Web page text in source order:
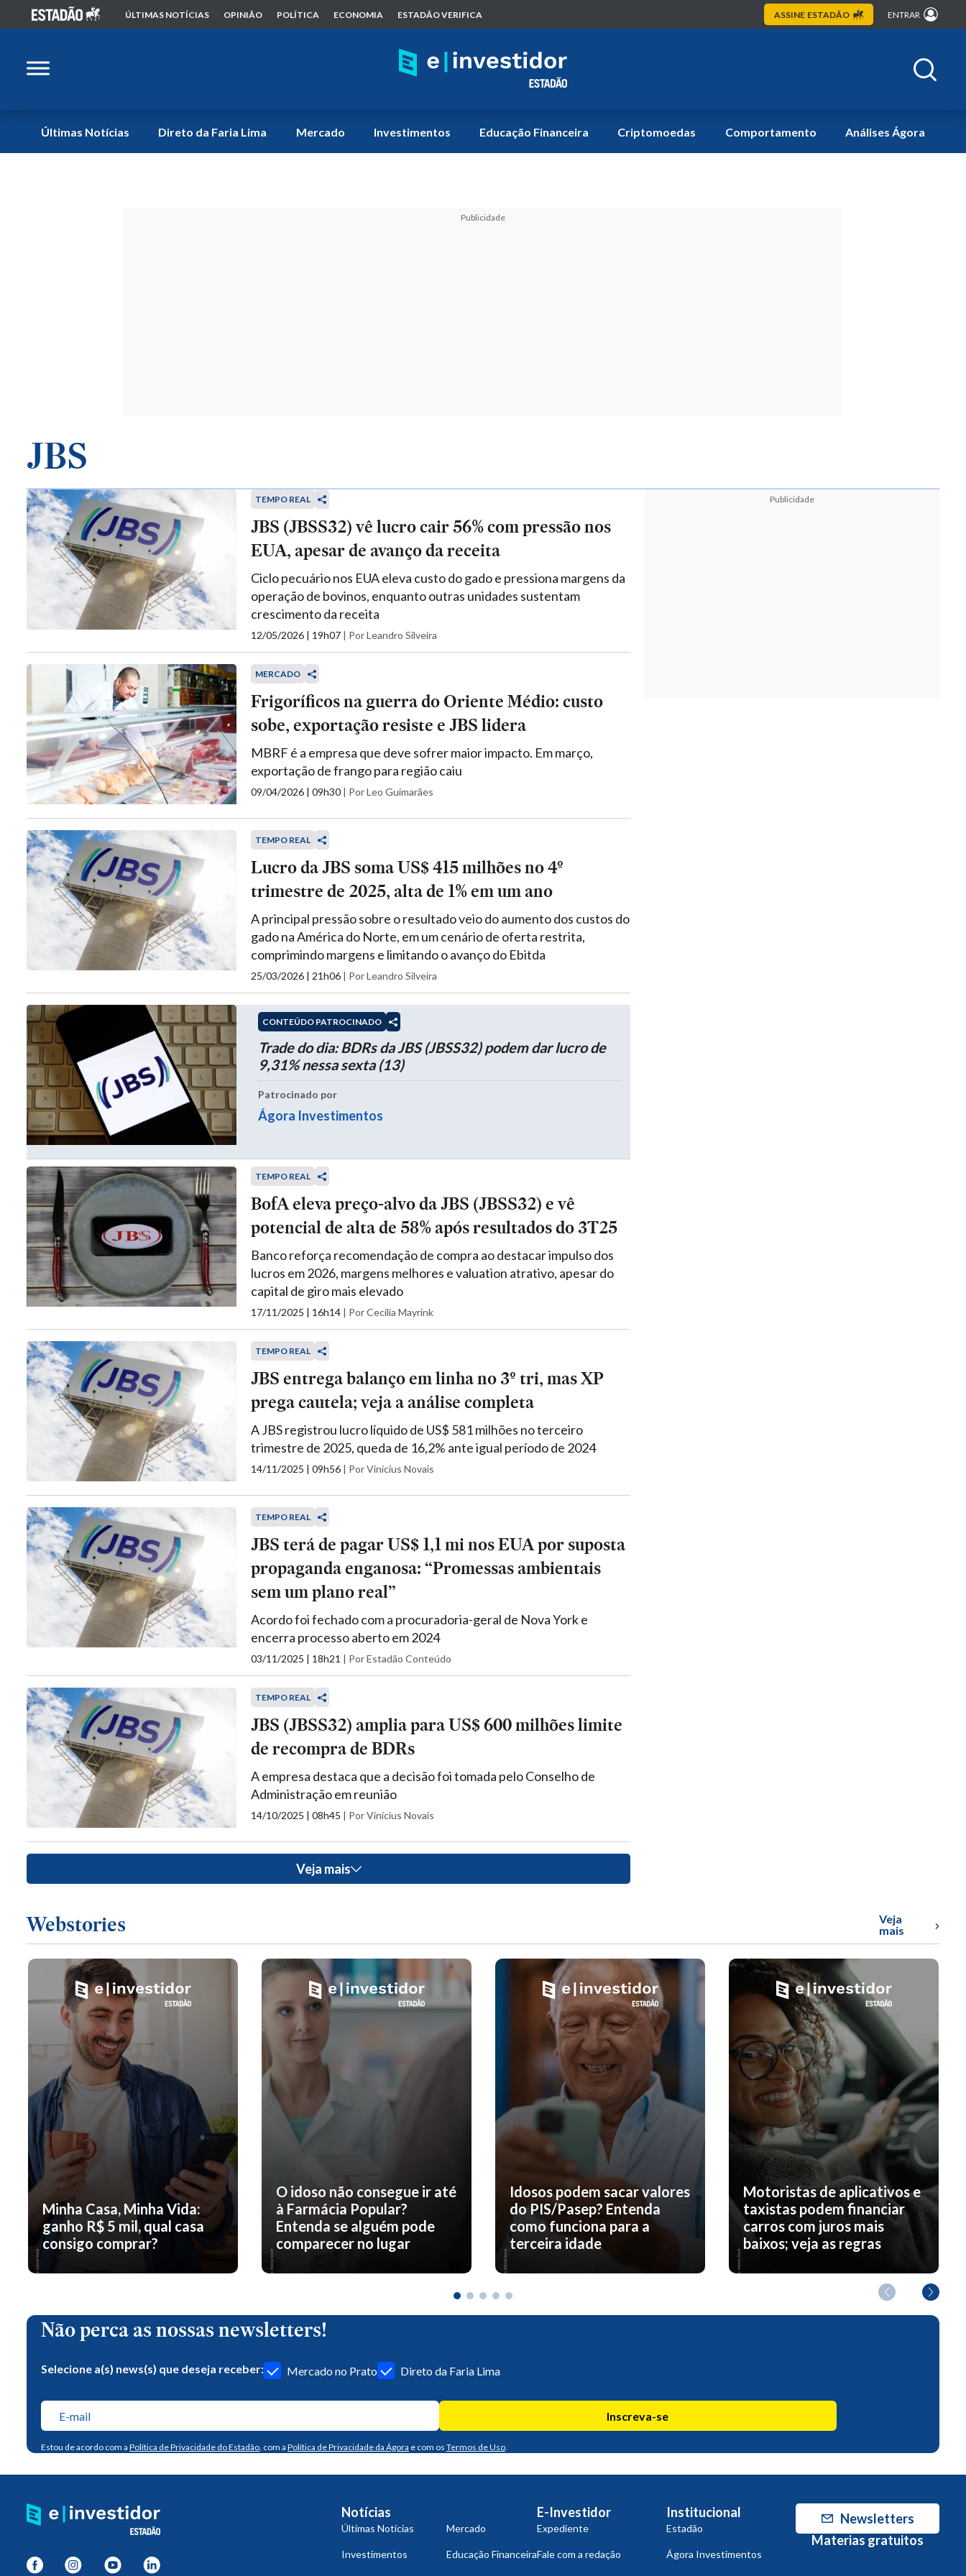
ÚLTIMAS NOTÍCIAS OPINIÃO POLÍTICA ECONOMIA ESTADÃO VERIFICA ASSINE ESTADÃO ENTRAR
Últimas Notícias Direto da Faria Lima Mercado Investimentos Educação Financeira Criptomoedas Comportamento Análises Ágora
Publicidade
JBS
TEMPO REAL
JBS (JBSS32) vê lucro cair 56% com pressão nos
EUA, apesar de avanço da receita
Ciclo pecuário nos EUA eleva custo do gado e pressiona margens da
operação de bovinos, enquanto outras unidades sustentam
crescimento da receita
12/05/2026 | 19h07 | Por Leandro Silveira
MERCADO
Frigoríficos na guerra do Oriente Médio: custo
sobe, exportação resiste e JBS lidera
MBRF é a empresa que deve sofrer maior impacto. Em março,
exportação de frango para região caiu
09/04/2026 | 09h30 | Por Leo Guimarães
TEMPO REAL
Lucro da JBS soma US$ 415 milhões no 4º
trimestre de 2025, alta de 1% em um ano
A principal pressão sobre o resultado veio do aumento dos custos do
gado na América do Norte, em um cenário de oferta restrita,
comprimindo margens e limitando o avanço do Ebitda
25/03/2026 | 21h06 | Por Leandro Silveira
CONTEÚDO PATROCINADO
Trade do dia: BDRs da JBS (JBSS32) podem dar lucro de
9,31% nessa sexta (13)
Patrocinado por
Ágora Investimentos
TEMPO REAL
BofA eleva preço-alvo da JBS (JBSS32) e vê
potencial de alta de 58% após resultados do 3T25
Banco reforça recomendação de compra ao destacar impulso dos
lucros em 2026, margens melhores e valuation atrativo, apesar do
capital de giro mais elevado
17/11/2025 | 16h14 | Por Cecília Mayrink
TEMPO REAL
JBS entrega balanço em linha no 3º tri, mas XP
prega cautela; veja a análise completa
A JBS registrou lucro líquido de US$ 581 milhões no terceiro
trimestre de 2025, queda de 16,2% ante igual período de 2024
14/11/2025 | 09h56 | Por Vinícius Novais
TEMPO REAL
JBS terá de pagar US$ 1,1 mi nos EUA por suposta
propaganda enganosa: “Promessas ambientais
sem um plano real”
Acordo foi fechado com a procuradoria-geral de Nova York e
encerra processo aberto em 2024
03/11/2025 | 18h21 | Por Estadão Conteúdo
TEMPO REAL
JBS (JBSS32) amplia para US$ 600 milhões limite
de recompra de BDRs
A empresa destaca que a decisão foi tomada pelo Conselho de
Administração em reunião
14/10/2025 | 08h45 | Por Vinícius Novais
Veja mais
Publicidade
Webstories
Veja
mais
Minha Casa, Minha Vida:
ganho R$ 5 mil, qual casa
consigo comprar?
O idoso não consegue ir até
à Farmácia Popular?
Entenda se alguém pode
comparecer no lugar
Idosos podem sacar valores
do PIS/Pasep? Entenda
como funciona para a
terceira idade
Motoristas de aplicativos e
taxistas podem financiar
carros com juros mais
baixos; veja as regras
Não perca as nossas newsletters!
Selecione a(s) news(s) que deseja receber: Mercado no Prato Direto da Faria Lima
Inscreva-se
Estou de acordo com a Política de Privacidade do Estadão, com a Política de Privacidade da Ágora e com os Termos de Uso.
Notícias
Últimas Notícias Mercado
Investimentos Educação Financeira
E-Investidor
Expediente
Fale com a redação
Institucional
Estadão
Ágora Investimentos
Newsletters
Materias gratuitos